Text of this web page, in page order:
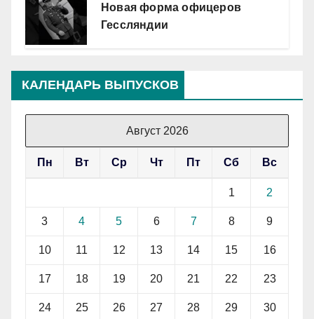
Новая форма офицеров
Гессляндии
КАЛЕНДАРЬ ВЫПУСКОВ
Август 2026
Пн Вт Ср Чт Пт Сб Вс
1 2
3 4 5 6 7 8 9
10 11 12 13 14 15 16
17 18 19 20 21 22 23
24 25 26 27 28 29 30